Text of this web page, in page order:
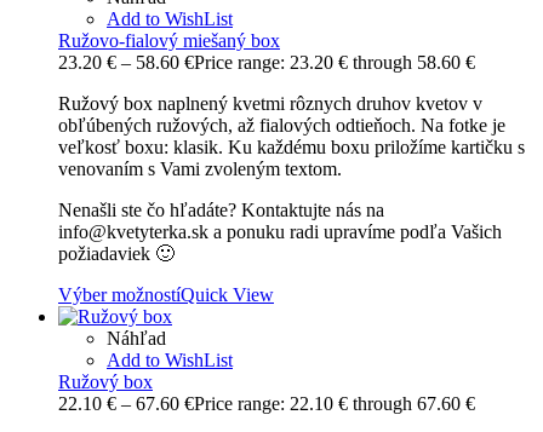
Add to WishList
Ružovo-fialový miešaný box
23.20 € – 58.60 €Price range: 23.20 € through 58.60 €
Ružový box naplnený kvetmi rôznych druhov kvetov v
obľúbených ružových, až fialových odtieňoch. Na fotke je
veľkosť boxu: klasik. Ku každému boxu priložíme kartičku s
venovaním s Vami zvoleným textom.
Nenašli ste čo hľadáte? Kontaktujte nás na
info@kvetyterka.sk a ponuku radi upravíme podľa Vašich
požiadaviek 🙂
Výber možnostíQuick View
Náhľad
Add to WishList
Ružový box
22.10 € – 67.60 €Price range: 22.10 € through 67.60 €